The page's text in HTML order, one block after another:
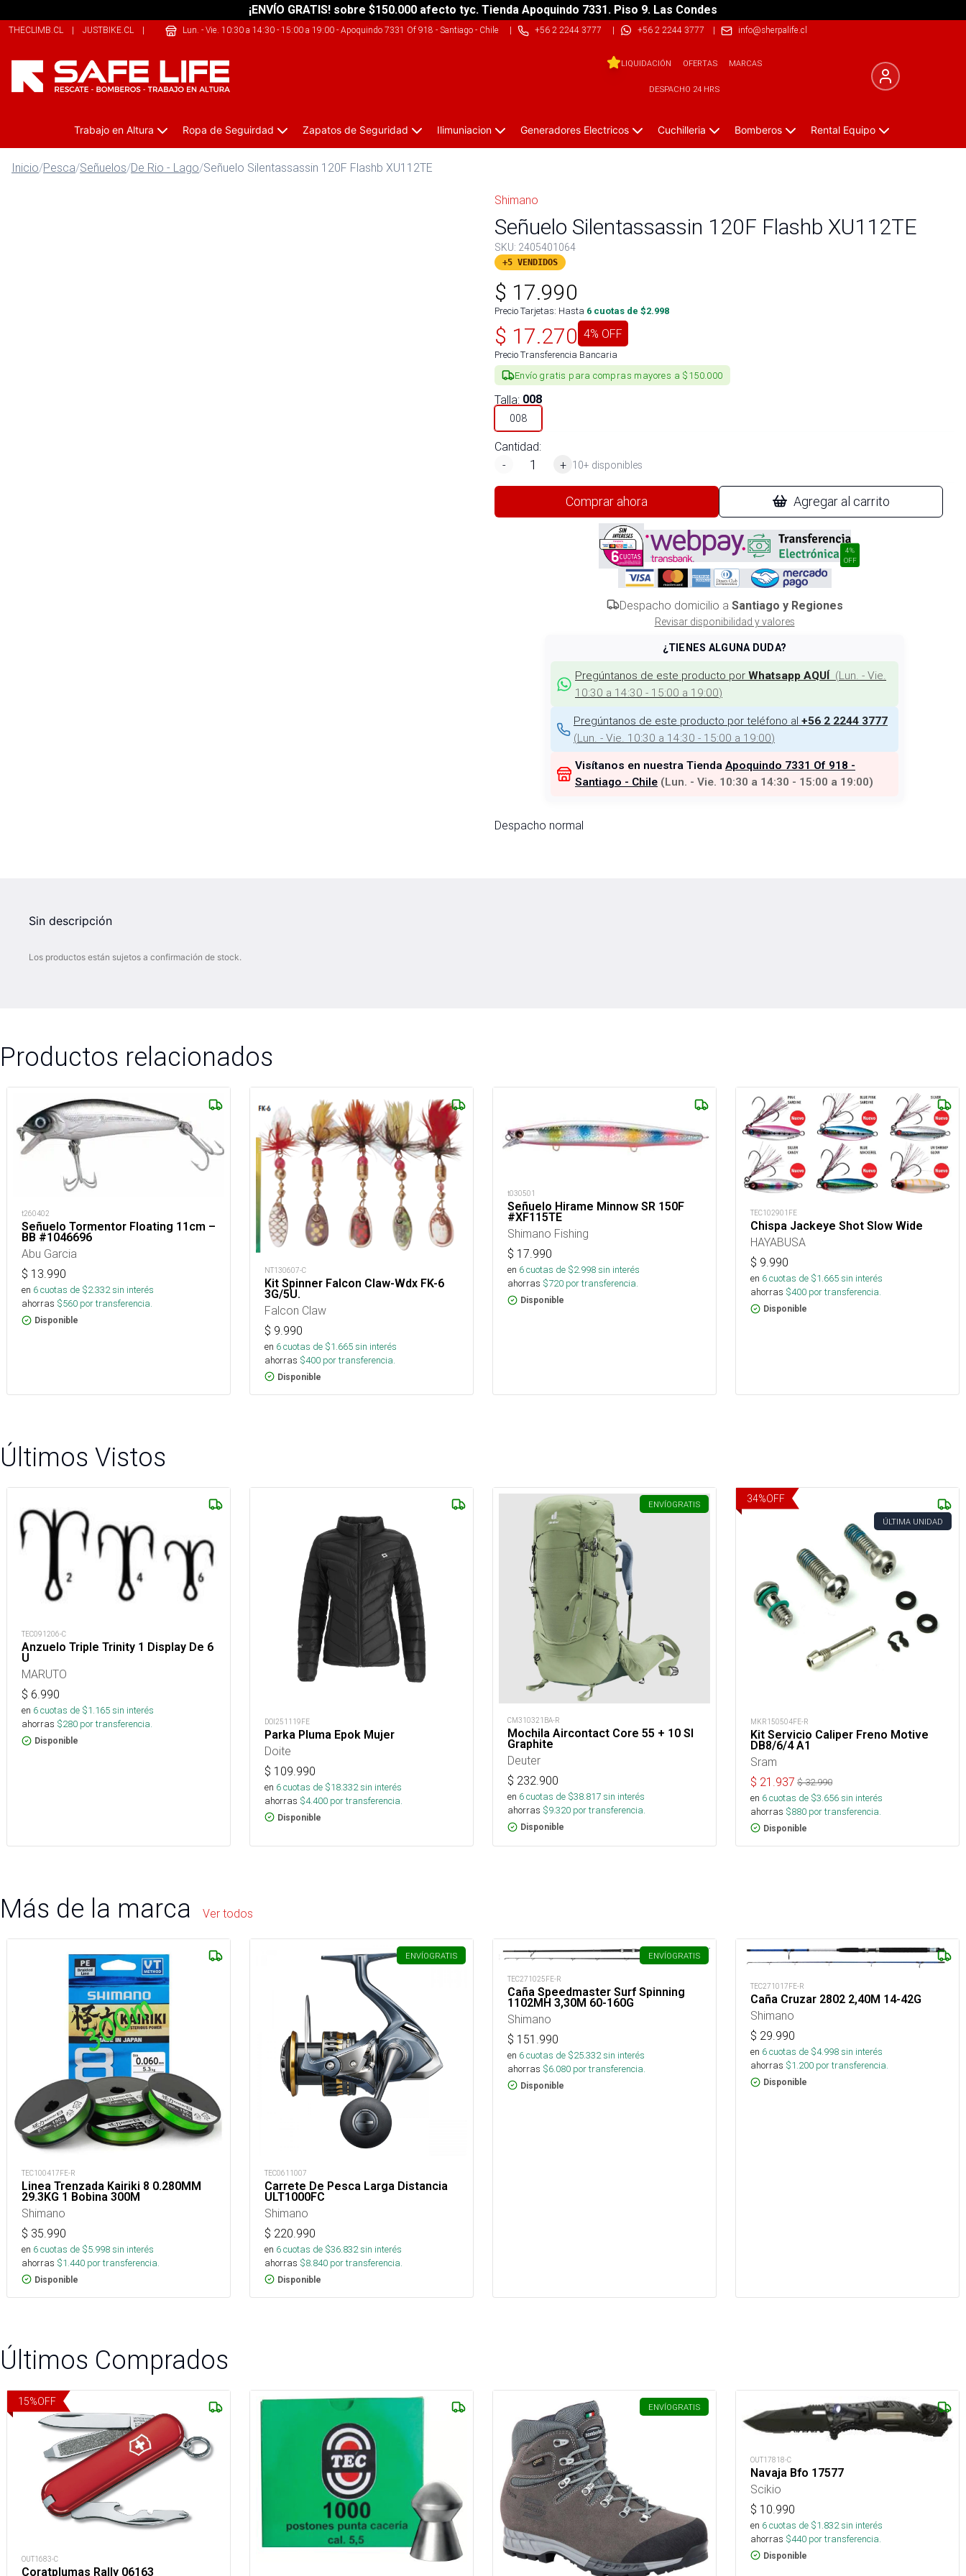
¡ENVÍO GRATIS! sobre $150.000 afecto tyc. Tienda Apoquindo 7331. Piso 9. Las Condes
THECLIMB.CL | JUSTBIKE.CL | 209SPORTS.CL
Lun. - Vie. 10:30 a 14:30 - 15:00 a 19:00- Apoquindo 7331 Of 918 - Santiago - Chile| +56 2 2244 3777 | +56 2 2244 3777 | info@sherpalife.cl
LIQUIDACIÓN OFERTAS MARCAS
DESPACHO 24 HRS
Trabajo en Altura Ropa de Seguirdad Zapatos de Seguridad Ilimuniacion Generadores Electricos Cuchilleria Bomberos Rental Equipo
Inicio/Pesca/Señuelos/De Rio - Lago/Señuelo Silentassassin 120F Flashb XU112TE
Shimano
Señuelo Silentassassin 120F Flashb XU112TE
SKU: 2405401064
+5 VENDIDOS
$ 17.990
Precio Tarjetas: Hasta 6 cuotas de $2.998
$ 17.270 4% OFF
Precio Transferencia Bancaria
Envío gratis para compras mayores a $150.000
Talla: 008
008
Cantidad:
-
+ 10+ disponibles
Comprar ahora Agregar al carrito
4%
OFF
Despacho domicilio a Santiago y Regiones
Revisar disponibilidad y valores
¿TIENES ALGUNA DUDA?
Pregúntanos de este producto por Whatsapp AQUÍ (Lun. - Vie.
10:30 a 14:30 - 15:00 a 19:00)
Pregúntanos de este producto por teléfono al +56 2 2244 3777
(Lun. - Vie. 10:30 a 14:30 - 15:00 a 19:00)
Visítanos en nuestra Tienda Apoquindo 7331 Of 918 -
Santiago - Chile (Lun. - Vie. 10:30 a 14:30 - 15:00 a 19:00)
Despacho normal
Sin descripción
Los productos están sujetos a confirmación de stock.
Productos relacionados
t260402
Señuelo Tormentor Floating 11cm –
BB #1046696
Abu Garcia
$ 13.990
en 6cuotas de $2.332sin interés
ahorras $560 por transferencia.
Disponible
NT130607-C
Kit Spinner Falcon Claw-Wdx FK-6
3G/5U.
Falcon Claw
$ 9.990
en 6cuotas de $1.665sin interés
ahorras $400 por transferencia.
Disponible
t030501
Señuelo Hirame Minnow SR 150F
#XF115TE
Shimano Fishing
$ 17.990
en 6cuotas de $2.998sin interés
ahorras $720 por transferencia.
Disponible
TEC102901FE
Chispa Jackeye Shot Slow Wide
HAYABUSA
$ 9.990
en 6cuotas de $1.665sin interés
ahorras $400 por transferencia.
Disponible
Últimos Vistos
TEC091206-C
Anzuelo Triple Trinity 1 Display De 6
U
MARUTO
$ 6.990
en 6cuotas de $1.165sin interés
ahorras $280 por transferencia.
Disponible
DOI251119FE
Parka Pluma Epok Mujer
Doite
$ 109.990
en 6cuotas de $18.332sin interés
ahorras $4.400 por transferencia.
Disponible
ENVÍOGRATIS
CM310321BA-R
Mochila Aircontact Core 55 + 10 Sl
Graphite
Deuter
$ 232.900
en 6cuotas de $38.817sin interés
ahorras $9.320 por transferencia.
Disponible
34%OFF
ÚLTIMA UNIDAD
MKR150504FE-R
Kit Servicio Caliper Freno Motive
DB8/6/4 A1
Sram
$ 21.937 $32.990
en 6cuotas de $3.656sin interés
ahorras $880 por transferencia.
Disponible
Más de la marca Ver todos
TEC100417FE-R
Linea Trenzada Kairiki 8 0.280MM
29.3KG 1 Bobina 300M
Shimano
$ 35.990
en 6cuotas de $5.998sin interés
ahorras $1.440 por transferencia.
Disponible
ENVÍOGRATIS
TEC0611007
Carrete De Pesca Larga Distancia
ULT1000FC
Shimano
$ 220.990
en 6cuotas de $36.832sin interés
ahorras $8.840 por transferencia.
Disponible
ENVÍOGRATIS
TEC271025FE-R
Caña Speedmaster Surf Spinning
1102MH 3,30M 60-160G
Shimano
$ 151.990
en 6cuotas de $25.332sin interés
ahorras $6.080 por transferencia.
Disponible
TEC271017FE-R
Caña Cruzar 2802 2,40M 14-42G
Shimano
$ 29.990
en 6cuotas de $4.998sin interés
ahorras $1.200 por transferencia.
Disponible
Últimos Comprados
15%OFF
OUT1683-C
Coratplumas Rally 06163
ENVÍOGRATIS
OUT17818-C
Navaja Bfo 17577
Scikio
$ 10.990
en 6cuotas de $1.832sin interés
ahorras $440 por transferencia.
Disponible